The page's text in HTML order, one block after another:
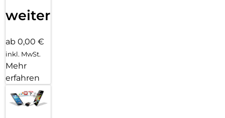
weiter
ab 0,00 €
inkl. MwSt.
Mehr
erfahren